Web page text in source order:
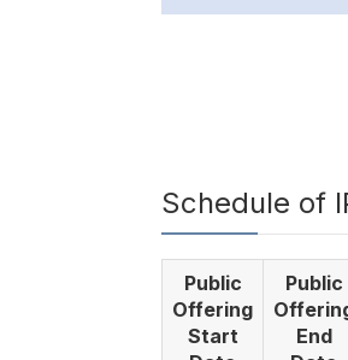
Schedule of
Public
Offering
Start
Public
End